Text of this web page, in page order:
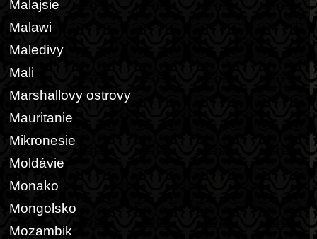
Malajsie
Malawi
Maledivy
Mali
Marshallovy ostrovy
Mauritanie
Mikronesie
Moldávie
Monako
Mongolsko
Mozambik